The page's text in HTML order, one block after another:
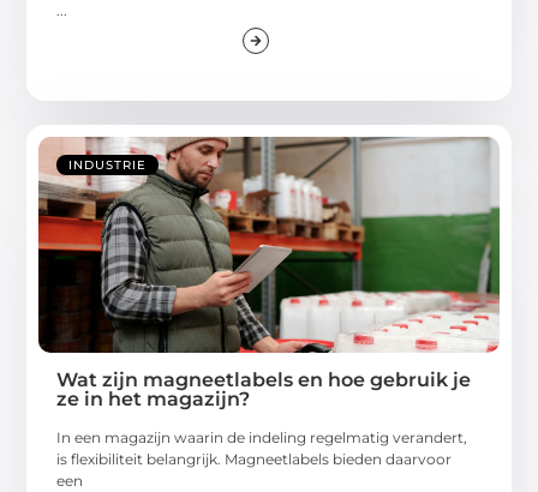
...
INDUSTRIE
Wat zijn magneetlabels en hoe gebruik je
ze in het magazijn?
In een magazijn waarin de indeling regelmatig verandert,
is flexibiliteit belangrijk. Magneetlabels bieden daarvoor
een